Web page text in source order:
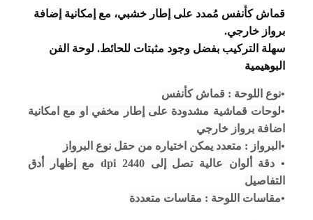
قماش كأنفس مُمدد على إطار خشبي، مع إمكانية إضافة
برواز خارجي.
سهلة التركيب بفضل وجود مثبتات للحائط. لوحة الفن
البوهيمية
•نوع اللوحة : قماش كأنفس
•لوحات قماشية مشدودة على إطار مخفي او مع امكانية
اضافة برواز خارجي
•البرواز : متعدد يمكن اختياره من حقل نوع البرواز
• دقة ألوان عالية تصل إلى 2440 dpi مع إظهار أدق
التفاصيل
•مقاسات اللوحة : مقاسات متعددة